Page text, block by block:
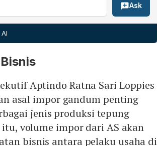
(sekitar 481.025 ton per tahun) dalam
bahwa jika kondisi memungkinkan, tidak
Ask
Aptindo Ratna Sari Loppies
asal impor gandum penting
jenis produksi tepung
volume impor dari AS akan
bisnis antara pelaku usaha di